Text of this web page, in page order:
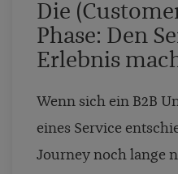
Die
Phase: Den
Erlebnis
Wenn sich ein B2B
eines Service
Journey noch lange